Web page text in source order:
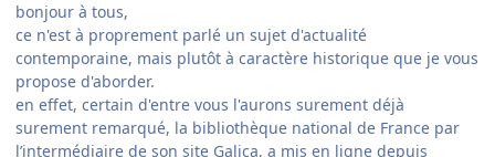
bonjour à tous,
ce n'est à proprement parlé un sujet d'actualité
contemporaine, mais plutôt à caractère historique que je vous
propose d'aborder.
en effet, certain d'entre vous l'aurons surement déjà
surement remarqué, la bibliothèque national de France par
l’intermédiaire de son site Galica, a mis en ligne depuis